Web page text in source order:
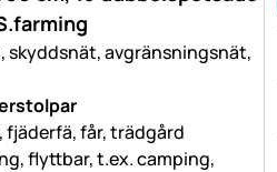
avgränsningsnät,
fjäderfä, får, trädgård
flyttbar, t.ex. camping,